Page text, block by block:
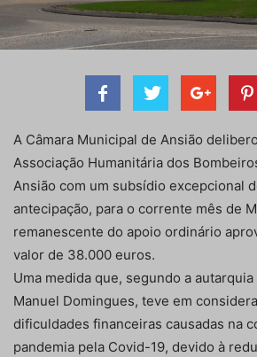
A Câmara Municipal de Ansião
Associação Humanitária dos
Ansião com um subsídio excepcional
antecipação, para o corrente mês de
remanescente do apoio ordinário
valor de 38.000 euros.
Uma medida que, segundo a
Manuel Domingues, teve em
dificuldades financeiras causadas na
pandemia pela Covid-19, devido à